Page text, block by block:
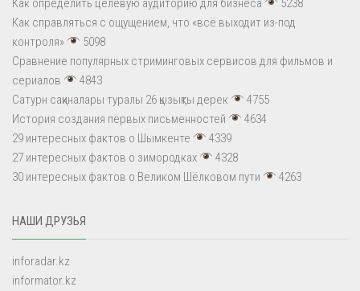
Как определить целевую аудиторию для бизнеса
5238
Как справляться с ощущением, что «всё выходит из-под
контроля»
5098
Сравнение популярных стриминговых сервисов для фильмов и
сериалов
4843
Сатурн сақиналары туралы 26 қызықты дерек
4755
История создания первых письменностей
4634
29 интересных фактов о Шымкенте
4339
27 интересных фактов о зимородках
4328
30 интересных фактов о Великом Шёлковом пути
4263
НАШИ ДРУЗЬЯ
inforadar.kz
informator.kz